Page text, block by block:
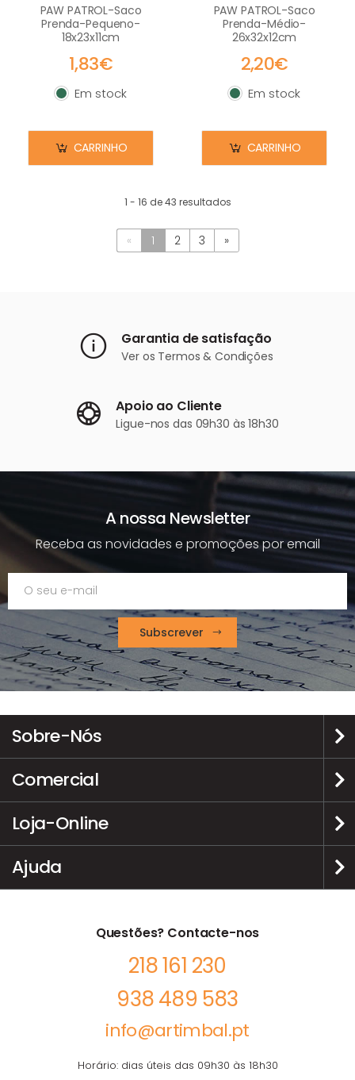
PAW PATROL-Saco
Prenda-Pequeno-
18x23x11cm
1,83€
Em stock
Em stock
CARRINHO
PAW PATROL-Saco
Prenda-Médio-
26x32x12cm
2,20€
Em stock
Em stock
CARRINHO
1 - 16 de 43 resultados
« 1 2 3 »
Garantia de satisfação
Ver os Termos & Condições
Apoio ao Cliente
Ligue-nos das 09h30 às 18h30
A nossa Newsletter
Receba as novidades e promoções por email
Subscrever
Sobre-Nós
Comercial
Loja-Online
Ajuda
Questões? Contacte-nos
218 161 230
938 489 583
info@artimbal.pt
Horário: dias úteis das 09h30 às 18h30